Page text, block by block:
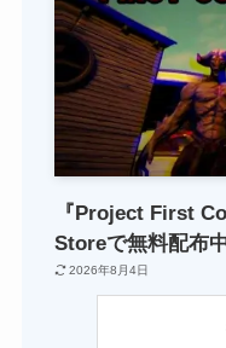
『Project First
Storeで無料配布
2026年8月4日